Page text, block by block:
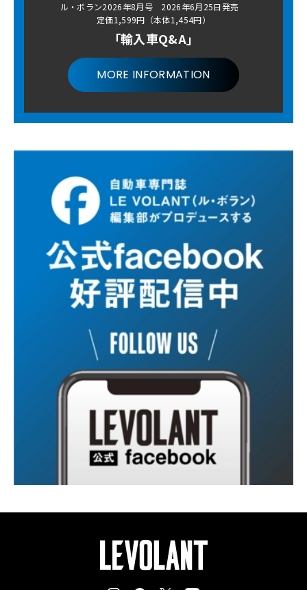
ル・ボラン2026年8月号 2026年6月25日発売
定価1,599円（本体1,454円）
「輸入車Q&A」
MORE INFORMATION